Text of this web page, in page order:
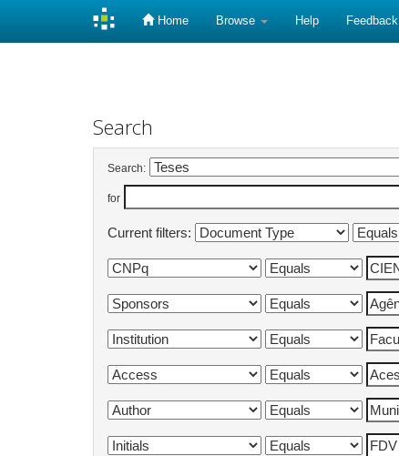
Home Browse Help Feedback
Search
Search:
for
Current filters: